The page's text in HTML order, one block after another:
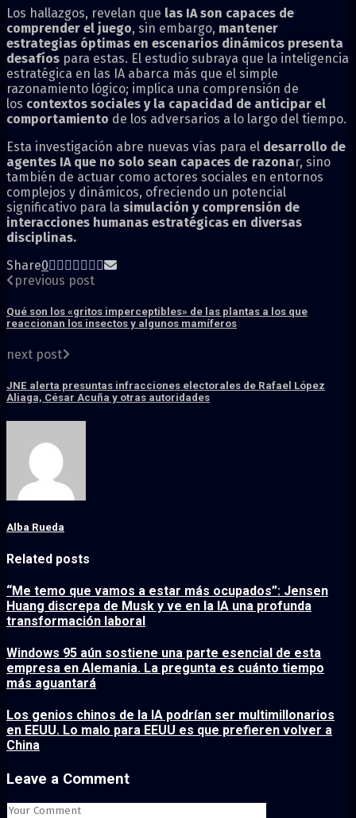
Los hallazgos, revelan que las IA son capaces de
comprender el juego, sin embargo, mantener
estrategias óptimas en escenarios dinámicos presenta
desafíos para estas. El estudio subraya que la inteligencia
estratégica en las IA abarca más que el simple
razonamiento lógico; implica una comprensión de
los contextos sociales y la capacidad de anticipar el
comportamiento de los adversarios a lo largo del tiempo.
Esta investigación abre nuevas vías para el desarrollo de
agentes IA que no solo sean capaces de razonar, sino
también de actuar como actores sociales en entornos
complejos y dinámicos, ofreciendo un potencial
significativo para la simulación y comprensión de
interacciones humanas estratégicas en diversas
disciplinas.
Share0
previous post
Qué son los «gritos imperceptibles» de las plantas a los que
reaccionan los insectos y algunos mamíferos
next post
JNE alerta presuntas infracciones electorales de Rafael López
Aliaga, César Acuña y otras autoridades
Alba Rueda
Related posts
“Me temo que vamos a estar más ocupados”: Jensen
Huang discrepa de Musk y ve en la IA una profunda
transformación laboral
Windows 95 aún sostiene una parte esencial de esta
empresa en Alemania. La pregunta es cuánto tiempo
más aguantará
Los genios chinos de la IA podrían ser multimillonarios
en EEUU. Lo malo para EEUU es que prefieren volver a
China
Leave a Comment